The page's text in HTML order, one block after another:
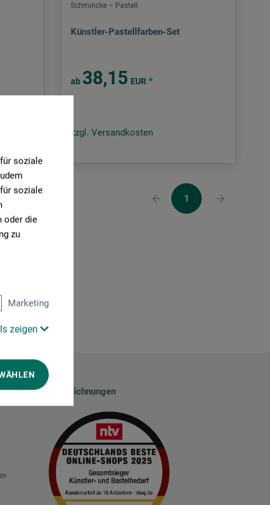
soziale
soziale
oder die
zu
Marketing
zeigen
Schmincke – Pastell
Künstler-Pastellfarben-Set
ab 38,15 EUR *
zzgl. Versandkosten
1
Auszeichnungen